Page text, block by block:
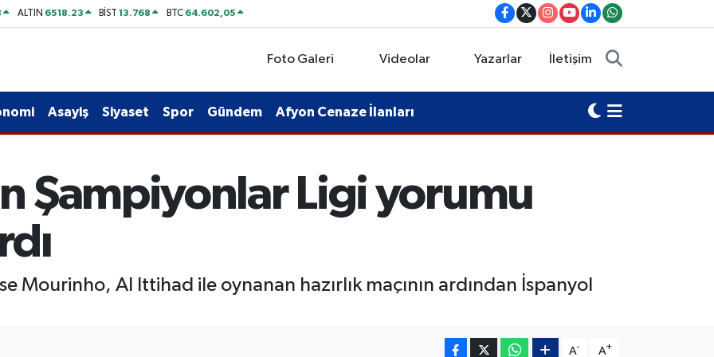
ALTIN 6518.23 BİST13.768 BTC 64.602,05
Foto Galeri Videolar Yazarlar İletişim
Asayiş Siyaset Spor Gündem Afyon Cenaze İlanları
Şampiyonlar Ligi yorumu
Mourinho, Al Ittihad ile oynanan hazırlık maçının ardından İspanyol
A- A+